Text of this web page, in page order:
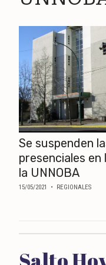
NACIONALES
REGIONALES
SOCIEDAD
SALUD
Se suspenden
presenciales
la UNNOBA
15/05/2021 • REGIONALES